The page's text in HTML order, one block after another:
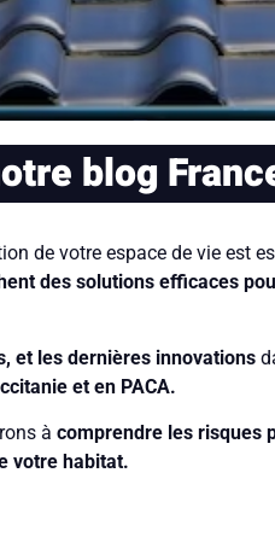
blog
de votre espace de vie est
des solutions efficaces
et les dernières innovations
et en PACA.
à comprendre les risques
votre habitat.